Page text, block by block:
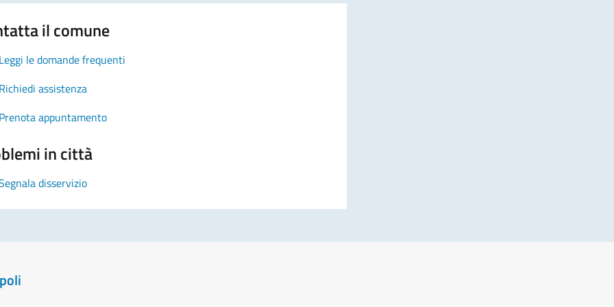
il comune
le domande frequenti
assistenza
appuntamento
in città
disservizio